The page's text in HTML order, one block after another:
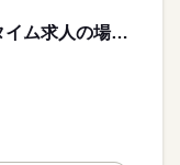
220,000円〜270,000円 ※フルタイム求人の場合は月額（換算額）、パート求人の場合は時間額を表示しています。